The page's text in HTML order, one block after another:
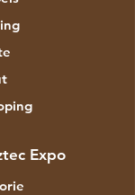
Expo